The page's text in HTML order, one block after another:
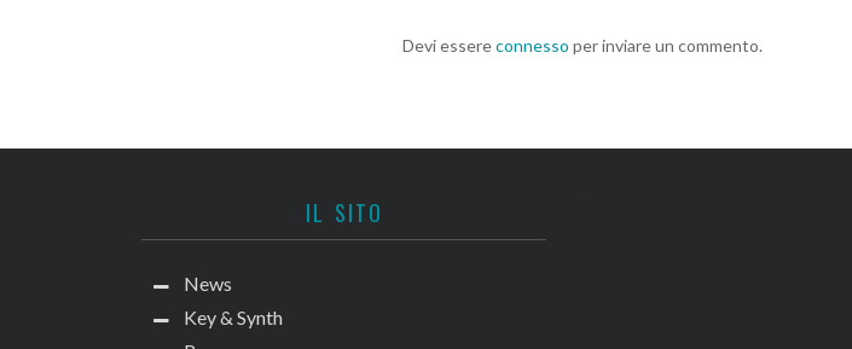
Devi essereconnesso per inviare un commento.
IL SITO
News
Key & Synth